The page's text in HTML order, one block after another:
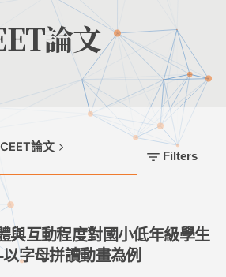
論文
論文
Filters
與互動程度對國小低年級學生
字母拼讀動畫為例